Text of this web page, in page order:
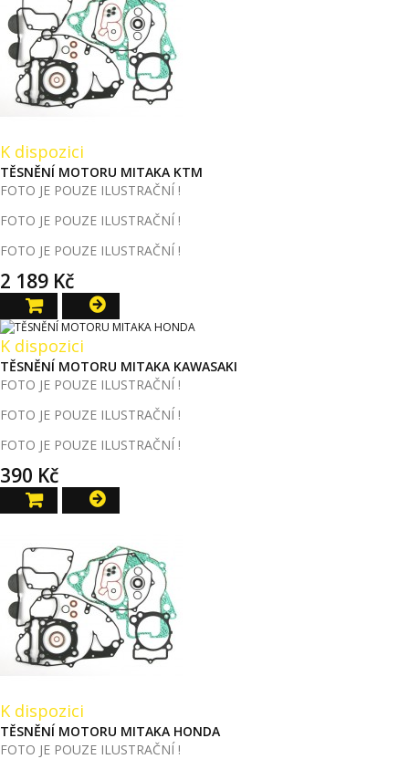
K dispozici
TĚSNĚNÍ MOTORU MITAKA KTM
FOTO JE POUZE ILUSTRAČNÍ !
FOTO JE POUZE ILUSTRAČNÍ !
FOTO JE POUZE ILUSTRAČNÍ !
2 189 Kč
K dispozici
TĚSNĚNÍ MOTORU MITAKA KAWASAKI
FOTO JE POUZE ILUSTRAČNÍ !
FOTO JE POUZE ILUSTRAČNÍ !
FOTO JE POUZE ILUSTRAČNÍ !
390 Kč
K dispozici
TĚSNĚNÍ MOTORU MITAKA HONDA
FOTO JE POUZE ILUSTRAČNÍ !